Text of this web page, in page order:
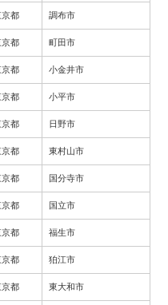
京都 調布市
京都 町田市
京都 小金井市
京都 小平市
京都 日野市
京都 東村山市
京都 国分寺市
京都 国立市
京都 福生市
京都 狛江市
京都 東大和市